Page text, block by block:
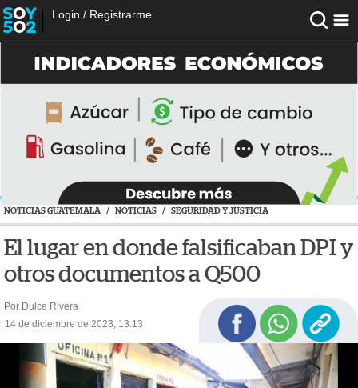
Login / Registrarme
NOTICIAS GUATEMALA / NOTICIAS / SEGURIDAD Y JUSTICIA
El lugar en donde falsificaban DPI y
otros documentos a Q500
Por Dulce Rivera
14 de diciembre de 2023, 13:13